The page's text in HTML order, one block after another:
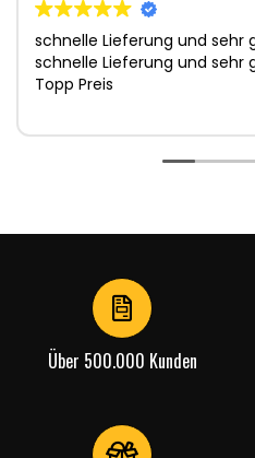
schnelle Lieferung und sehr
schnelle Lieferung und sehr
Topp Preis
Über 500.000 Kunden